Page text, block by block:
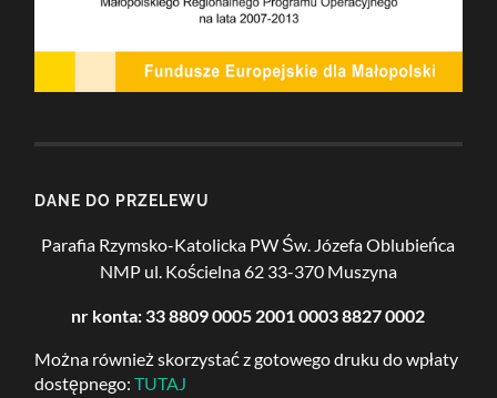
DANE DO PRZELEWU
Parafia Rzymsko-Katolicka PW Św. Józefa Oblubieńca
NMP ul. Kościelna 62 33-370 Muszyna
nr konta: 33 8809 0005 2001 0003 8827 0002
Można również skorzystać z gotowego druku do wpłaty
dostępnego: TUTAJ